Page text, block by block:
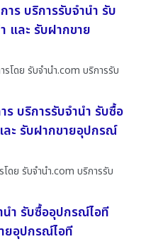
ร บริการรับจำนำ รับ
และ รับฝากขาย
รโดย รับจํานํา.com บริการรับ
บริการรับจำนำ รับซื้อ
ะ รับฝากขายอุปกรณ์
โดย รับจํานํา.com บริการรับ
นำ รับซื้ออุปกรณ์ไอที
ยอุปกรณ์ไอที